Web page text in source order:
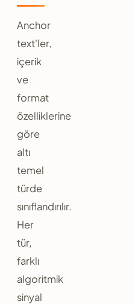
Anchor
text'ler,
içerik
ve
format
özelliklerine
göre
altı
temel
türde
sınıflandırılır.
Her
tür,
farklı
algoritmik
sinyal